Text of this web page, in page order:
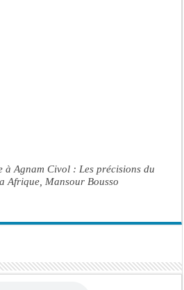
à Agnam Civol : Les précisions du
Afrique, Mansour Bousso